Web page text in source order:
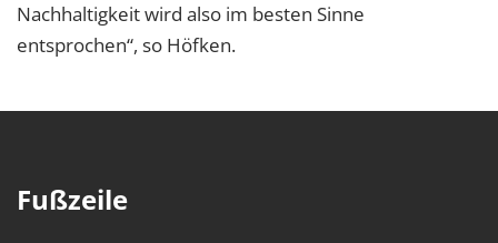
Nachhaltigkeit wird also im besten Sinne
entsprochen“, so Höfken.
Fußzeile